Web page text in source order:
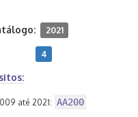
2021
4
até 2021: AA200